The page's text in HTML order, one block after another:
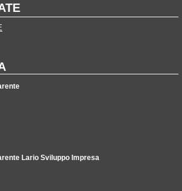
Lario Sviluppo Impresa